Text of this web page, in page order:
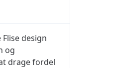
design
og
drage fordel